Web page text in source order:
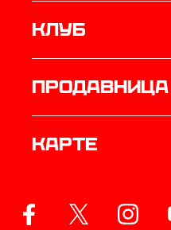
Клуб
продавница
Карте